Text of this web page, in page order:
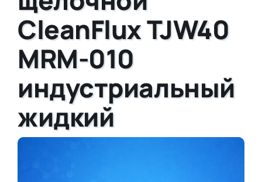
CleanFlux TJW40
MRM-010
индустриальный
жидкий